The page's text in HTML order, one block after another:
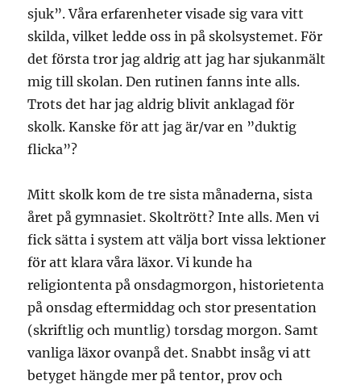
sjuk”. Våra erfarenheter visade sig vara vitt
skilda, vilket ledde oss in på skolsystemet. För
det första tror jag aldrig att jag har sjukanmält
mig till skolan. Den rutinen fanns inte alls.
Trots det har jag aldrig blivit anklagad för
skolk. Kanske för att jag är/var en ”duktig
flicka”?
Mitt skolk kom de tre sista månaderna, sista
året på gymnasiet. Skoltrött? Inte alls. Men vi
fick sätta i system att välja bort vissa lektioner
för att klara våra läxor. Vi kunde ha
religiontenta på onsdagmorgon, historietenta
på onsdag eftermiddag och stor presentation
(skriftlig och muntlig) torsdag morgon. Samt
vanliga läxor ovanpå det. Snabbt insåg vi att
betyget hängde mer på tentor, prov och